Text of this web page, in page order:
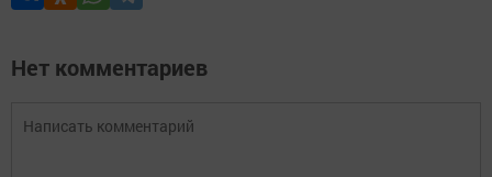
Нет комментариев